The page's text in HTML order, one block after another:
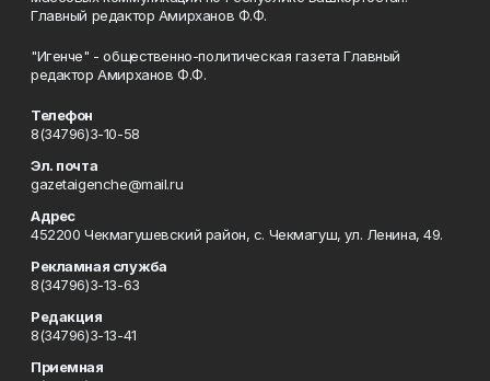
Главный редактор Амирханов Ф.Ф.
"Игенче" - общественно-политическая газета Главный
редактор Амирханов Ф.Ф.
Телефон
8(34796)3-10-58
Эл. почта
gazetaigenche@mail.ru
Адрес
452200 Чекмагушевский район, с. Чекмагуш, ул. Ленина, 49.
Рекламная служба
8(34796)3-13-63
Редакция
8(34796)3-13-41
Приемная